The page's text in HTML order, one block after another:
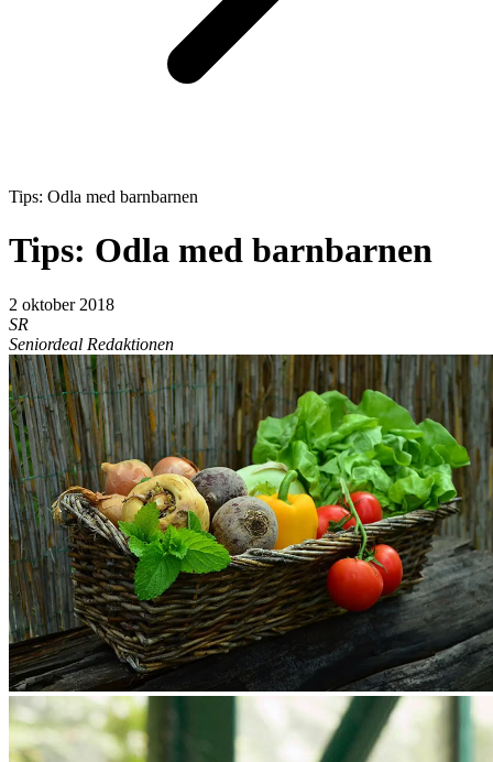
Tips: Odla med barnbarnen
Tips: Odla med barnbarnen
2 oktober 2018
SR
Seniordeal Redaktionen